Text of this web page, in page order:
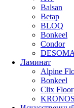
Balsan
Betap
BLOQ
Bonkeel
Condor
DESOMA
Ламинат
Alpine
Bonkeel
Clix Floor